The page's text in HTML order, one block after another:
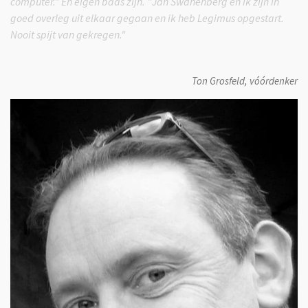
goed overleg uit elkaar gegaan en ik heb Legimus opgestart.
Nooit spijt van gekregen."
Ton Grosfeld, vóórdenker